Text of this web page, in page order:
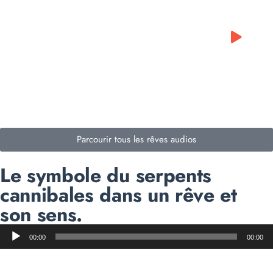
Parcourir tous les rêves audios
Le symbole du serpents
cannibales dans un rêve et
son sens.
Lecteur
audio00:00 00:00